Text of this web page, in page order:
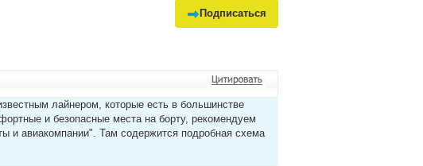
Подписаться
лайнером, которые есть в большинстве
и безопасные места на борту, рекомендуем
и авиакомпании". Там содержится подробная схема